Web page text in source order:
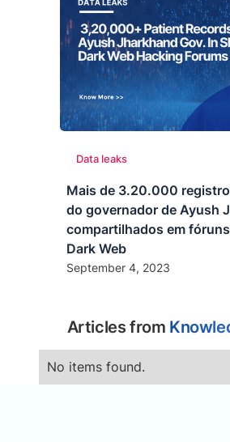
Data leaks
Mais de 3.20.000
do governador de Ayush
compartilhados em
Dark Web
September 4, 2023
Articles from
No items found.